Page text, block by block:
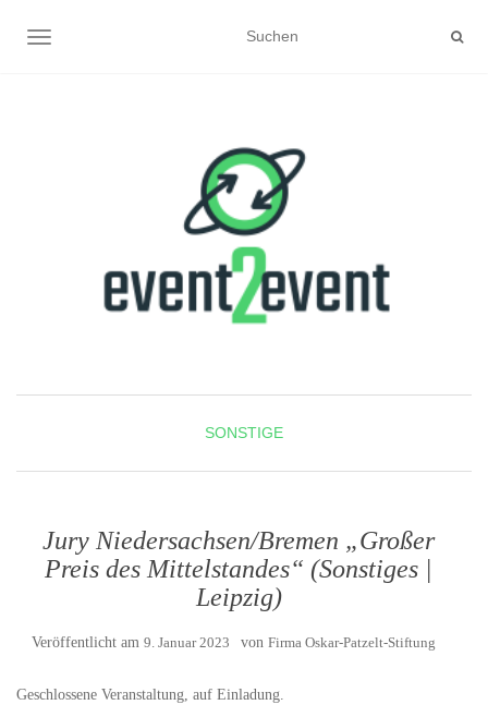
NAVIGATION UMSCHALTEN
SONSTIGE
Jury Niedersachsen/Bremen „Großer
Preis des Mittelstandes“ (Sonstiges |
Leipzig)
Veröffentlicht am 9. Januar 2023 von Firma Oskar-Patzelt-Stiftung
Geschlossene Veranstaltung, auf Einladung.